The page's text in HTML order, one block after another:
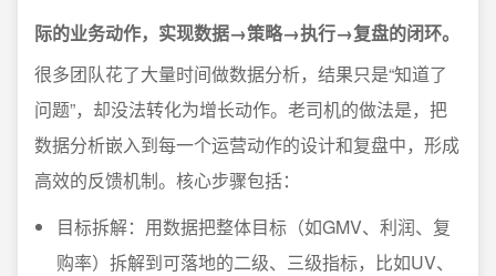
际的业务动作，实现数据→策略→执行→复盘的闭环。
很多团队花了大量时间做数据分析，结果只是“知道了
问题”，却没法转化为增长动作。老司机的做法是，把
数据分析嵌入到每一个运营动作的设计和复盘中，形成
高效的反馈机制。核心步骤包括：
目标拆解：用数据把整体目标（如GMV、利润、复
购率）拆解到可落地的二级、三级指标，比如UV、